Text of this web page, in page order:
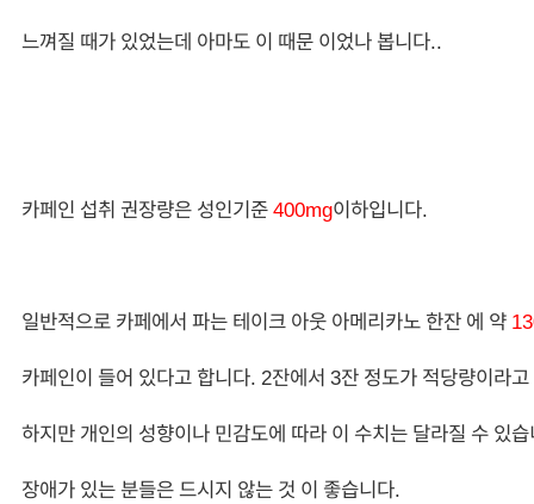
느껴질 때가 있었는데 아마도 이 때문 이었나 봅니다..
카페인 섭취 권장량은 성인기준400mg이하입니다.
일반적으로 카페에서 파는 테이크 아웃 아메리카노 한잔 에 약
카페인이 들어 있다고 합니다. 2잔에서 3잔 정도가 적당량이라
하지만 개인의 성향이나 민감도에 따라 이 수치는 달라질 수 있
장애가 있는 분들은 드시지 않는 것 이 좋습니다.